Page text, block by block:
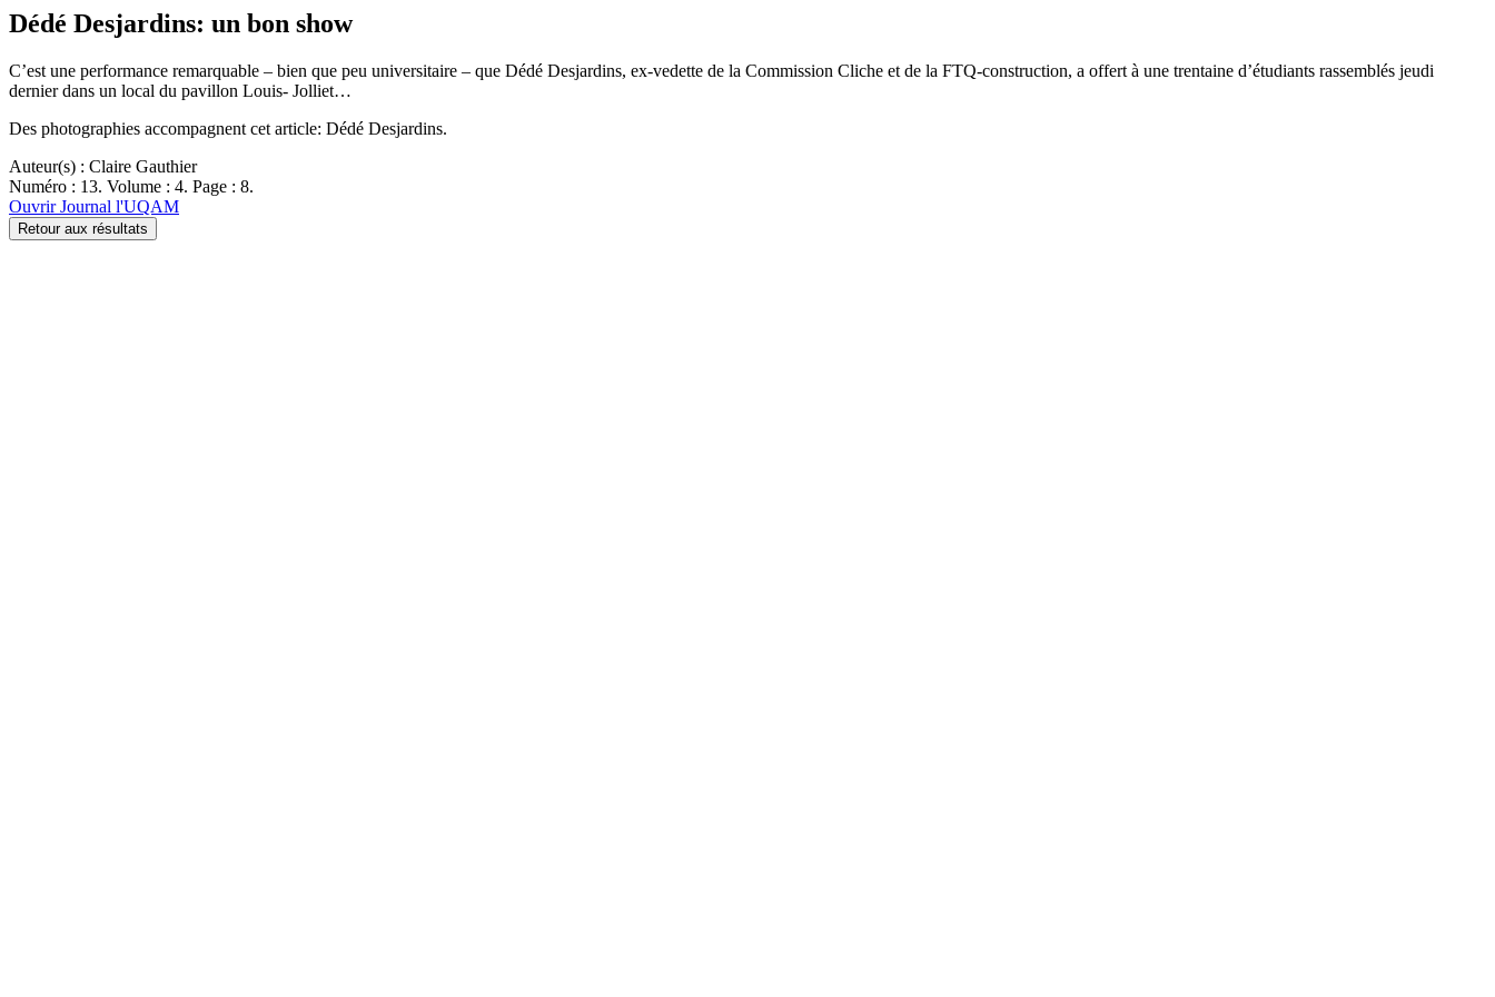
Dédé Desjardins: un bon show
C’est une performance remarquable – bien que peu universitaire – que Dédé Desjardins, ex-vedette de la Commission Cliche et de la FTQ-construction, a offert à une trentaine d’étudiants rassemblés jeudi
dernier dans un local du pavillon Louis- Jolliet…
Des photographies accompagnent cet article: Dédé Desjardins.
Auteur(s) : Claire Gauthier
Numéro : 13. Volume : 4. Page : 8.
Ouvrir Journal l'UQAM
Retour aux résultats